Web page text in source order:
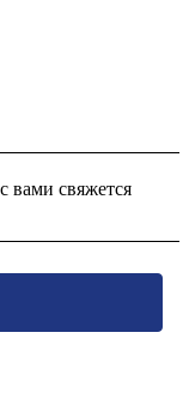
вами свяжется